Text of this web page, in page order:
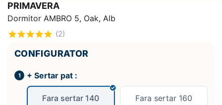
PRIMAVERA
Dormitor AMBRO 5, Oak, Alb
(2)
CONFIGURATOR
+ Sertar pat :
Fara sertar 140 Fara sertar 160